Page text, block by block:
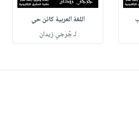
اللغة العربية كائن حي
لـ جُرجي زيدان